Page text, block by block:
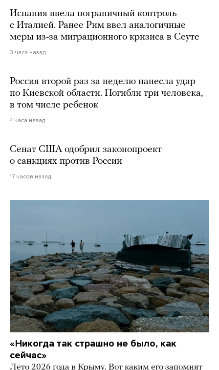
Испания ввела пограничный контроль
с Италией. Ранее Рим ввел аналогичные
меры из-за миграционного кризиса в Сеуте
3 часа назад
Россия второй раз за неделю нанесла удар
по Киевской области. Погибли три человека,
в том числе ребенок
4 часа назад
Сенат США одобрил законопроект
о санкциях против России
17 часов назад
«Никогда так страшно не было, как
сейчас»
Лето 2026 года в Крыму. Вот каким его запомнят